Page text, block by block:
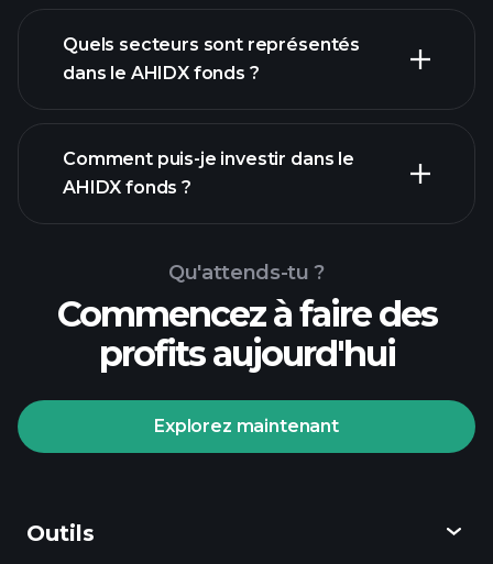
participations
participations
Quels secteurs sont représentés
dans le AHIDX fonds ?
Comment puis-je investir dans le
AHIDX fonds ?
Qu'attends-tu ?
Commencez à faire des
profits aujourd'hui
Explorez maintenant
Outils